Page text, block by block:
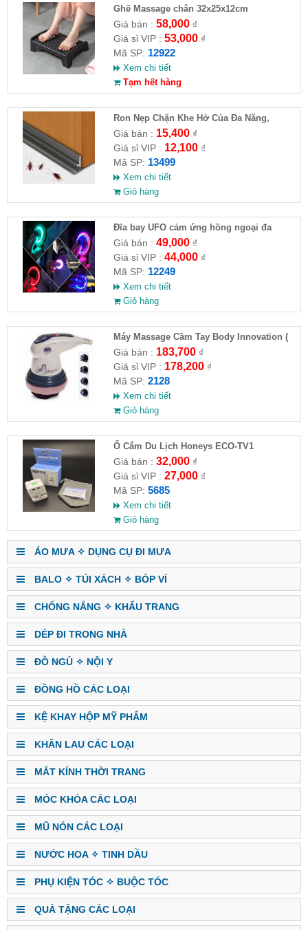
Ghế Massage chân 32x25x12cm
Giá bán : 58,000₫
Giá sỉ VIP : 53,000₫
Mã SP: 12922
Xem chi tiết
Tạm hết hàng
Ron Nẹp Chặn Khe Hở Của Đa Năng,
Chống Côn Trùng( HĐ )
Giá bán : 15,400₫
Giá sỉ VIP : 12,100₫
Mã SP: 13499
Xem chi tiết
Giỏ hàng
Đĩa bay UFO cảm ứng hồng ngoại đa
chiều tự động bay về
Giá bán : 49,000₫
Giá sỉ VIP : 44,000₫
Mã SP: 12249
Xem chi tiết
Giỏ hàng
Máy Massage Cầm Tay Body Innovation (
HĐ )
Giá bán : 183,700₫
Giá sỉ VIP : 178,200₫
Mã SP: 2128
Xem chi tiết
Giỏ hàng
Ổ Cắm Du Lịch Honeys ECO-TV1
Giá bán : 32,000₫
Giá sỉ VIP : 27,000₫
Mã SP: 5685
Xem chi tiết
Giỏ hàng
ÁO MƯA ✧ DỤNG CỤ ĐI MƯA
BALO ✧ TÚI XÁCH ✧ BÓP VÍ
CHỐNG NẮNG ✧ KHẨU TRANG
DÉP ĐI TRONG NHÀ
ĐỒ NGỦ ✧ NỘI Y
ĐỒNG HỒ CÁC LOẠI
KỆ KHAY HỘP MỸ PHẨM
KHĂN LAU CÁC LOẠI
MẮT KÍNH THỜI TRANG
MÓC KHÓA CÁC LOẠI
MŨ NÓN CÁC LOẠI
NƯỚC HOA ✧ TINH DẦU
PHỤ KIỆN TÓC ✧ BUỘC TÓC
QUÀ TẶNG CÁC LOẠI